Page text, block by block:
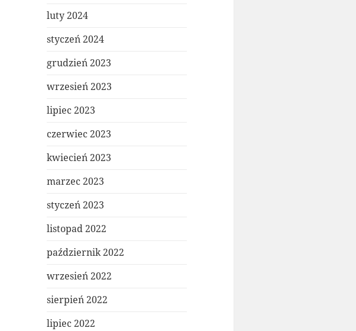
luty 2024
styczeń 2024
grudzień 2023
wrzesień 2023
lipiec 2023
czerwiec 2023
kwiecień 2023
marzec 2023
styczeń 2023
listopad 2022
październik 2022
wrzesień 2022
sierpień 2022
lipiec 2022